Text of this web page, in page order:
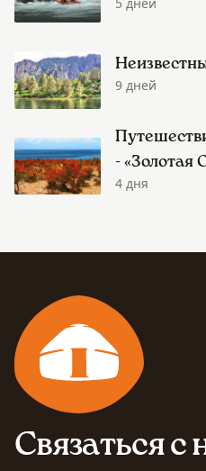
9 дней
- «Золотая
4 дня
Связаться с